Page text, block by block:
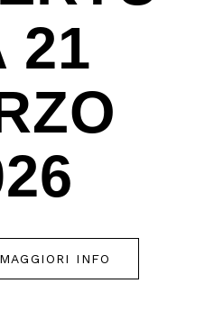
21
INFO